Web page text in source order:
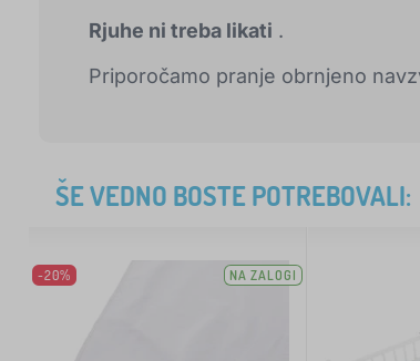
Rjuhe ni treba likati .
Priporočamo pranje obrnjeno
ŠE VEDNO BOSTE POTREBOVALI:
-20% NA ZALOGI